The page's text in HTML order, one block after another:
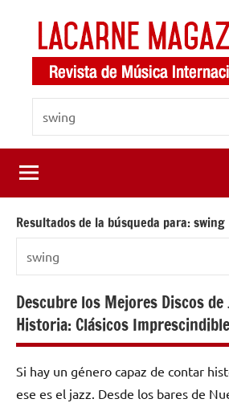
contenido
LaCarne
Magazine
de
música
internacional
Buscar:
Resultados de la búsqueda para:swing
Descubre los Mejores Discos de
Historia: Clásicos
Si hay un género capaz de contar
ese es el jazz. Desde los bares de